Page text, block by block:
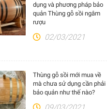
dụng và phương pháp bảo
quản Thùng gỗ sồi ngâm
rượu
02/03/2021
Thùng gỗ sồi mới mua về
mà chưa sử dụng cần phải
bảo quản như thế nào?
09/03/2021